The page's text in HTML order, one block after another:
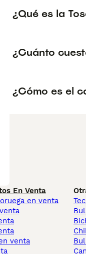
¿Qué es la
¿Cuánto
¿Cómo es el
En Venta
en venta
venta